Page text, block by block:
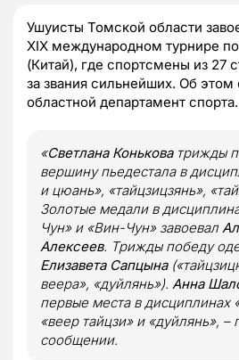
Ушуисты Томской области
XIX международном турнире
(Китай), где спортсмены из 27
за звания сильнейших. Об
областной департамент спорта.
«Светлана Коньковатрижды
вершину пьедестала в
и цюань», «тайцзицзянь»,
Золотые медали в
Чун» и «Вин-Чун» завоевал
Алексеев. Трижды победу
Елизавета Сапцына
веера», «дуйлянь»). Анна
первые места в дисциплинах
«веер тайцзи» и «дуйлянь», –
сообщении.